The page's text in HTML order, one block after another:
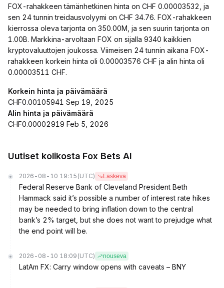
FOX-rahakkeen tämänhetkinen hinta on CHF 0.00003532, ja
sen 24 tunnin treidausvolyymi on CHF 34.76. FOX-rahakkeen
kierrossa oleva tarjonta on 350.00M, ja sen suurin tarjonta on
1.00B. Markkina-arvoltaan FOX on sijalla 9340 kaikkien
kryptovaluuttojen joukossa. Viimeisen 24 tunnin aikana FOX-
rahakkeen korkein hinta oli 0.00003576 CHF ja alin hinta oli
0.00003511 CHF.
Korkein hinta ja päivämäärä
CHF0.00105941 Sep 19, 2025
Alin hinta ja päivämäärä
CHF0.00002919 Feb 5, 2026
Uutiset kolikosta Fox Bets AI
2026-08-10 19:15 (UTC) Laskeva
Federal Reserve Bank of Cleveland President Beth
Hammack said it’s possible a number of interest rate hikes
may be needed to bring inflation down to the central
bank’s 2% target, but she does not want to prejudge what
the end point will be.
2026-08-10 18:09 (UTC) nouseva
LatAm FX: Carry window opens with caveats – BNY